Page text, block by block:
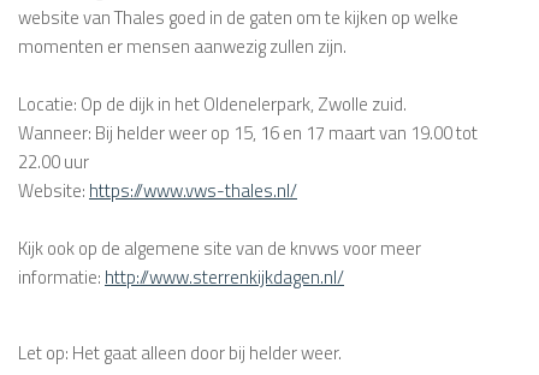
website van Thales goed in de gaten om te kijken op welke
momenten er mensen aanwezig zullen zijn.
Locatie: Op de dijk in het Oldenelerpark, Zwolle zuid.
Wanneer: Bij helder weer op 15, 16 en 17 maart van 19.00 tot
22.00 uur
Website: https://www.vws-thales.nl/
Kijk ook op de algemene site van de knvws voor meer
informatie: http://www.sterrenkijkdagen.nl/
Let op: Het gaat alleen door bij helder weer.